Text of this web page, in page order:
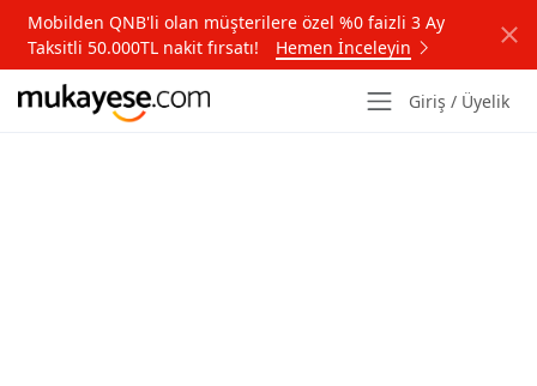
Mobilden QNB'li olan müşterilere özel %0 faizli 3 Ay
Taksitli 50.000TL nakit fırsatı!
Hemen İnceleyin
Giriş / Üyelik